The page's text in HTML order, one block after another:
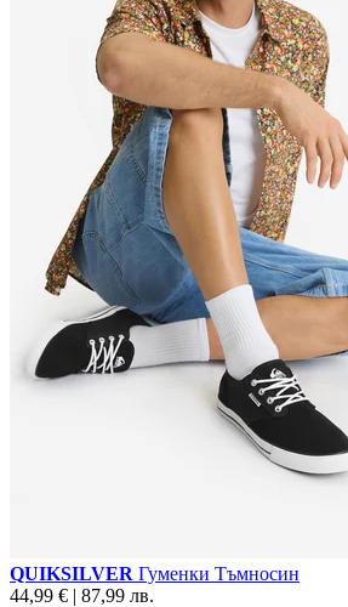
QUIKSILVER Гуменки Тъмносин
44,99 € | 87,99 лв.